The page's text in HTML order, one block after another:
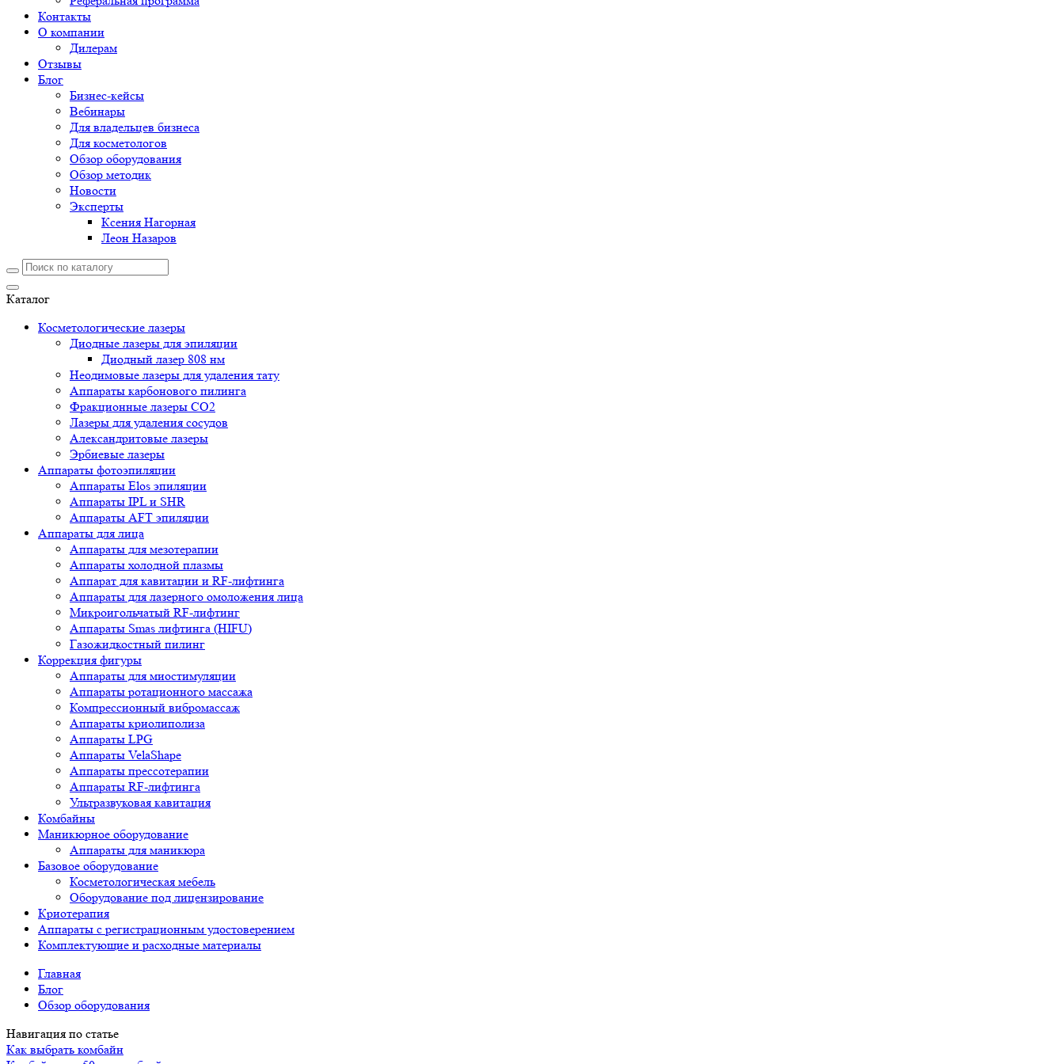
Контакты
О компании
Дилерам
Отзывы
Блог
Бизнес-кейсы
Вебинары
Для владельцев бизнеса
Для косметологов
Обзор оборудования
Обзор методик
Новости
Эксперты
Ксения Нагорная
Леон Назаров
Каталог
Косметологические лазеры
Диодные лазеры для эпиляции
Диодный лазер 808 нм
Неодимовые лазеры для удаления тату
Аппараты карбонового пилинга
Фракционные лазеры CO2
Лазеры для удаления сосудов
Александритовые лазеры
Эрбиевые лазеры
Аппараты фотоэпиляции
Аппараты Elos эпиляции
Аппараты IPL и SHR
Аппараты AFT эпиляции
Аппараты для лица
Аппараты для мезотерапии
Аппараты холодной плазмы
Аппарат для кавитации и RF-лифтинга
Аппараты для лазерного омоложения лица
Микроигольчатый RF-лифтинг
Аппараты Smas лифтинга (HIFU)
Газожидкостный пилинг
Коррекция фигуры
Аппараты для миостимуляции
Аппараты ротационного массажа
Компрессионный вибромассаж
Аппараты криолиполиза
Аппараты LPG
Аппараты VelaShape
Аппараты прессотерапии
Аппараты RF-лифтинга
Ультразвуковая кавитация
Комбайны
Маникюрное оборудование
Аппараты для маникюра
Базовое оборудование
Косметологическая мебель
Оборудование под лицензирование
Криотерапия
Аппараты c регистрационным удостоверением
Комплектующие и расходные материалы
Главная
Блог
Обзор оборудования
Навигация по статье
Как выбрать комбайн